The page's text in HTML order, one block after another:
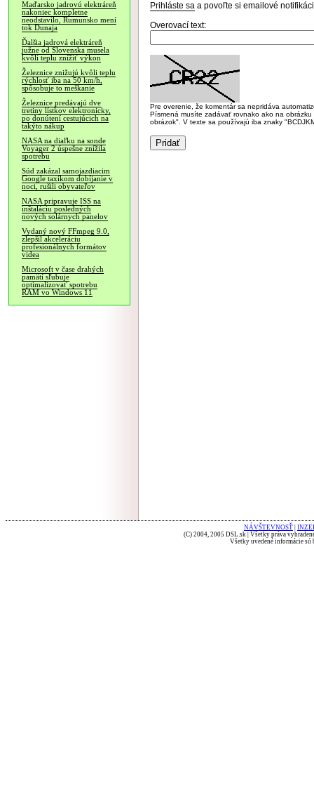
Maďarsko jadrovú elektráreň
nakoniec kompletne
neodstavilo, Rumunsko mení
tok Dunaja
Ďalšia jadrová elektráreň
južne od Slovenska musela
kvôli teplu znížiť výkon
Železnice znižujú kvôli teplu
rýchlosť iba na 50 km/h,
spôsobuje to meškanie
Železnice predávajú dve
tretiny lístkov elektronicky,
po donútení cestujúcich na
takýto nákup
NASA na diaľku na sonde
Voyager 2 úspešne znížila
spotrebu
Súd zakázal samojazdiacim
Google taxíkom dobíjanie v
noci, rušili obyvateľov
NASA pripravuje ISS na
inštaláciu posledných
nových solárnych panelov
Vydaný nový FFmpeg 9.0,
zlepšil akceleráciu
profesionálnych formátov
videa
Microsoft v čase drahých
pamätí sľubuje
optimalizovať spotrebu
RAM vo Windows 11
Prihláste sa a povoľte si emailové
Overovací text:
Pre overenie, že komentár sa nepridáva
Písmená musíte zadávať rovnako ako na
obrázok". V texte sa používajú iba znaky
NÁVŠTEVNOSŤ
(C) 2004, 2005 DSL.sk | Všetky práva
Všetky uvedené informácie sú